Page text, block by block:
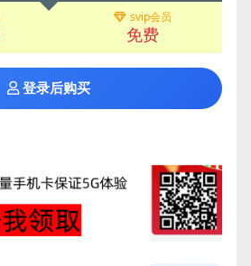
svip会员
免费
登录后购买